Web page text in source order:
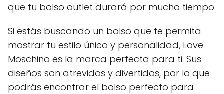
que tu bolso outlet durará por mucho tiempo.
Si estás buscando un bolso que te permita
mostrar tu estilo único y personalidad, Love
Moschino es la marca perfecta para ti. Sus
diseños son atrevidos y divertidos, por lo que
podrás encontrar el bolso perfecto para